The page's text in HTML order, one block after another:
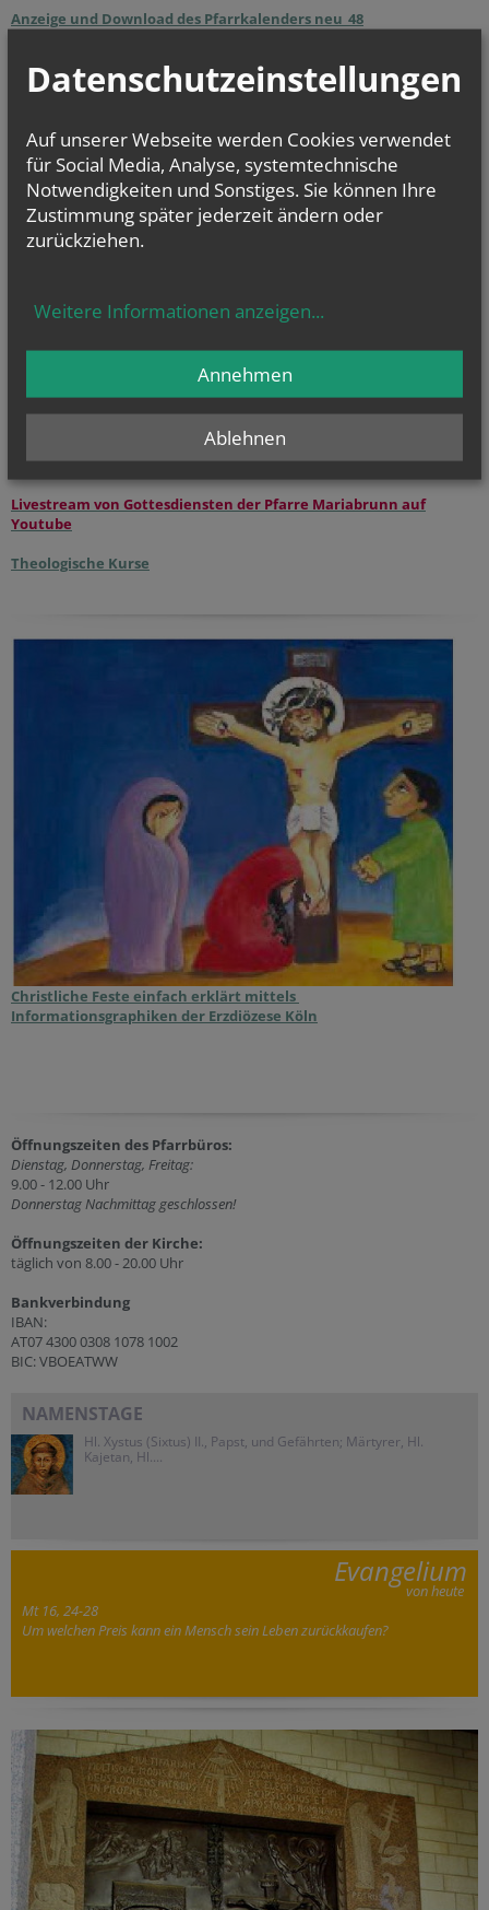
Anzeige und Download des Pfarrkalenders neu_48
Pfarrblatt Ausgabe 02/2026
Links
Youtube Kanal von Mariabrunn digital
Livestream von Gottesdiensten der Pfarre Mariabrunn auf
Youtube
Theologische Kurse
Christliche Feste einfach erklärt mittels
Informationsgraphiken der Erzdiözese Köln
Öffnungszeiten des Pfarrbüros:
Dienstag, Donnerstag, Freitag:
9.00 - 12.00 Uhr
Donnerstag Nachmittag geschlossen!
Öffnungszeiten der Kirche:
täglich von 8.00 - 20.00 Uhr
Bankverbindung
IBAN:
AT07 4300 0308 1078 1002
BIC: VBOEATWW
NAMENSTAGE
Hl. Xystus (Sixtus) II., Papst, und Gefährten; Märtyrer, Hl.
Kajetan, Hl....
Evangelium
von heute
Mt 16, 24-28
Um welchen Preis kann ein Mensch sein Leben zurückkaufen?
Datenschutzeinstellungen
Auf unserer Webseite werden Cookies verwendet
für Social Media, Analyse, systemtechnische
Notwendigkeiten und Sonstiges. Sie können Ihre
Zustimmung später jederzeit ändern oder
zurückziehen.
Weitere Informationen anzeigen...
Ablehnen
Annehmen